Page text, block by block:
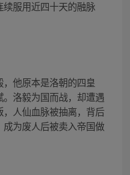
服用近四十天的融脉
，他原本是洛朝的四皇
洛毅为国而战，却遭遇
人仙血脉被抽离，背后
为废人后被卖入帝国做